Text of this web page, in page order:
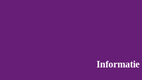
Informatie